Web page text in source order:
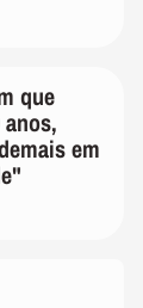
que
em